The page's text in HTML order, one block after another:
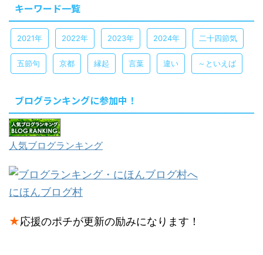
キーワード一覧
2021年 2022年 2023年 2024年 二十四節気
五節句 京都 縁起 言葉 違い ～といえば
ブログランキングに参加中！
人気ブログランキング
にほんブログ村
★応援のポチが更新の励みになります！